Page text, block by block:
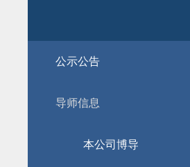
公示公告
导师信息
本公司博导